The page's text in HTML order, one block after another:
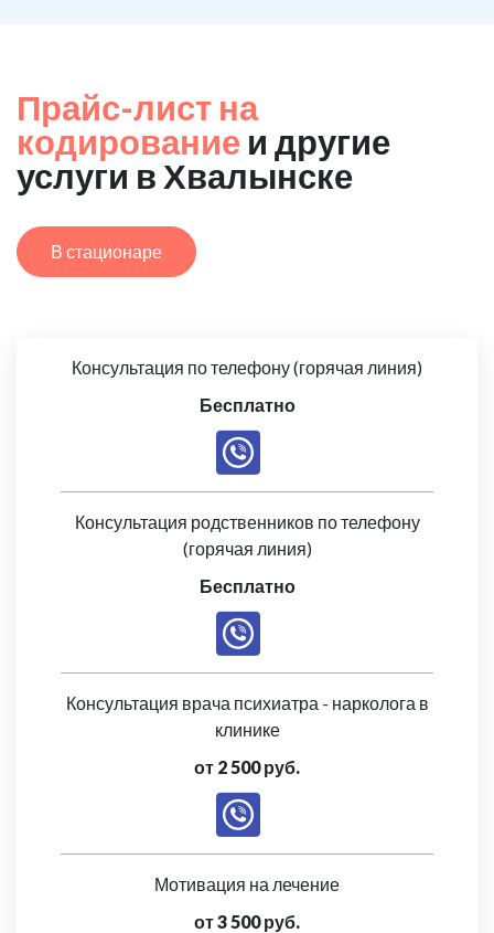
Прайс-лист на
кодирование и другие
услуги в Хвалынске
В стационаре
Консультация по телефону (горячая линия)
Бесплатно
Консультация родственников по телефону
(горячая линия)
Бесплатно
Консультация врача психиатра - нарколога в
клинике
от 2 500 руб.
Мотивация на лечение
от 3 500 руб.